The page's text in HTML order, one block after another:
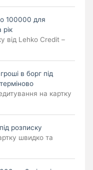
100000 для
від Lehko Credit –
в борг під
на картку
розписку
швидко та